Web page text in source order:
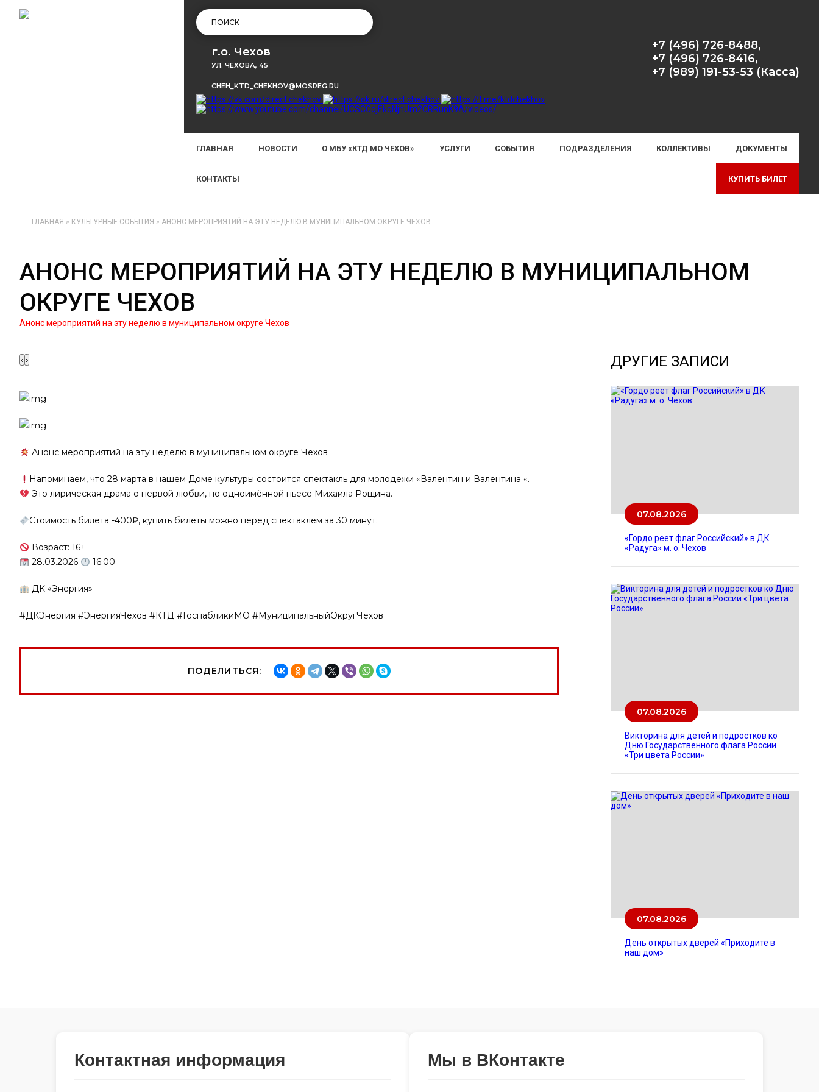
г.о. Чехов
УЛ. ЧЕХОВА, 45
+7 (496) 726-8488,
+7 (496) 726-8416,
+7 (989) 191-53-53 (Касса)
CHEH_KTD_CHEKHOV@MOSREG.RU
ГЛАВНАЯ НОВОСТИ О МБУ «КТД МО ЧЕХОВ» УСЛУГИ СОБЫТИЯ ПОДРАЗДЕЛЕНИЯ КОЛЛЕКТИВЫ ДОКУМЕНТЫ
КОНТАКТЫ КУПИТЬ БИЛЕТ
ГЛАВНАЯ » КУЛЬТУРНЫЕ СОБЫТИЯ » АНОНС МЕРОПРИЯТИЙ НА ЭТУ НЕДЕЛЮ В МУНИЦИПАЛЬНОМ ОКРУГЕ ЧЕХОВ
АНОНС МЕРОПРИЯТИЙ НА ЭТУ НЕДЕЛЮ В МУНИЦИПАЛЬНОМ
ОКРУГЕ ЧЕХОВ
Анонс мероприятий на эту неделю в муниципальном округе Чехов
‹ ›
Анонс мероприятий на эту неделю в муниципальном округе Чехов
Напоминаем, что 28 марта в нашем Доме культуры состоится спектакль для молодежи «Валентин и Валентина «.
Это лирическая драма о первой любви, по одноимённой пьесе Михаила Рощина.
Стоимость билета -400₽, купить билеты можно перед спектаклем за 30 минут.
Возраст: 16+
28.03.2026
16:00
ДК «Энергия»
#ДКЭнергия #ЭнергияЧехов #КТД #ГоспабликиМО #МуниципальныйОкругЧехов
ПОДЕЛИТЬСЯ:
ДРУГИЕ ЗАПИСИ
07.08.2026
«Гордо реет флаг Российский» в ДК
«Радуга» м. о. Чехов
07.08.2026
Викторина для детей и подростков ко
Дню Государственного флага России
«Три цвета России»
07.08.2026
День открытых дверей «Приходите в
наш дом»
Контактная информация Мы в ВКонтакте